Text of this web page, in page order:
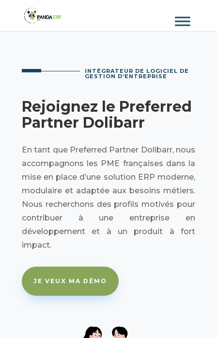
INTÉGRATEUR DE LOGICIEL DE
GESTION D’ENTREPRISE
Rejoignez le Preferred
Partner Dolibarr
En tant que Preferred Partner Dolibarr, nous
accompagnons les PME françaises dans la
mise en place d’une solution ERP moderne,
modulaire et adaptée aux besoins métiers.
Nous recherchons des profils motivés pour
contribuer à une entreprise en
développement et à un produit à fort
impact.
JE VEUX MA DÉMO